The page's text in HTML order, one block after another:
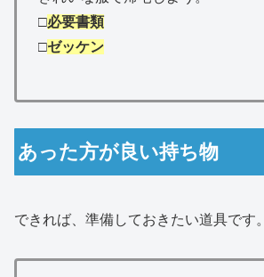
□必要書類
□ゼッケン
あった方が良い持ち物
できれば、準備しておきたい道具です。